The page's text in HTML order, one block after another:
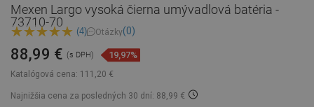
Mexen Largo vysoká čierna umývadlová batéria -
73710-70
(4) Otázky(0)
Katalógová cena: 111,20 €
88,99 € (s DPH) 19,97%
Najnižšia cena za posledných 30 dní: 88,99 €